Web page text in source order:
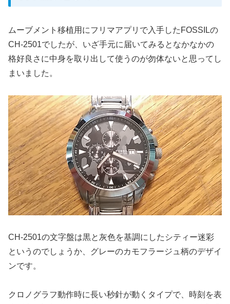
ムーブメント移植用にフリマアプリで入手したFOSSILの
CH-2501でしたが、いざ手元に届いてみるとなかなかの
格好良さに中身を取り出して使うのが勿体ないと思ってし
まいました。
CH-2501の文字盤は黒と灰色を基調にしたシティー迷彩
というのでしょうか、グレーのカモフラージュ柄のデザイ
ンです。
クロノグラフ動作時に長い秒針が動くタイプで、時刻を表